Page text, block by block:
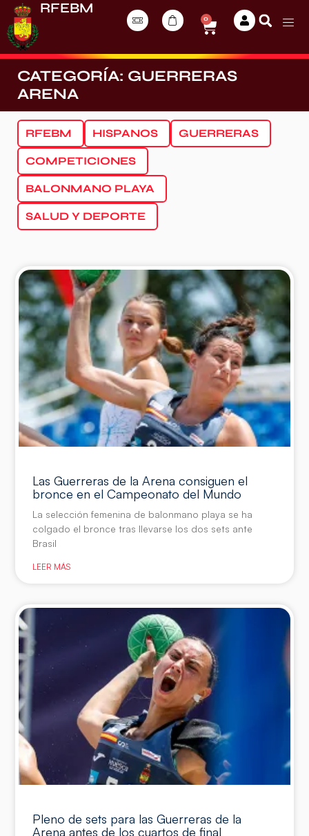
RFEBM
0
CATEGORÍA: GUERRERAS
ARENA
RFEBM HISPANOS GUERRERAS
COMPETICIONES
BALONMANO PLAYA
SALUD Y DEPORTE
Las Guerreras de la Arena consiguen el
bronce en el Campeonato del Mundo
La selección femenina de balonmano playa se ha
colgado el bronce tras llevarse los dos sets ante
Brasil
LEER MÁS
Pleno de sets para las Guerreras de la
Arena antes de los cuartos de final